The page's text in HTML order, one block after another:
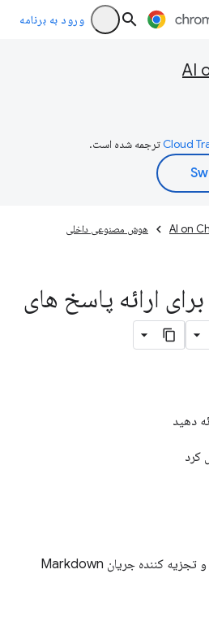
ورود به برنامه
AI
ترجمه شده است.
AI on هوش مصنوعی داخلی
ارائه پاسخ های
دهید